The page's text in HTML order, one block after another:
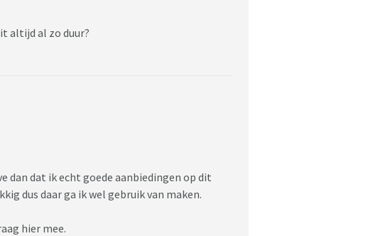
altijd al zo duur?
dan dat ik echt goede aanbiedingen op dit
dus daar ga ik wel gebruik van maken.
hier mee.